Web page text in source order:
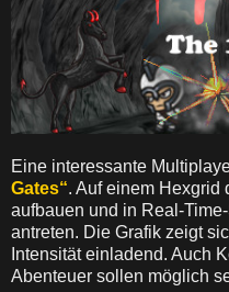
Eine interessante
Gates“. Auf einem Hexgrid
aufbauen und in Real-
antreten. Die Grafik zeigt
Intensität einladend. Auch
Abenteuer sollen möglich